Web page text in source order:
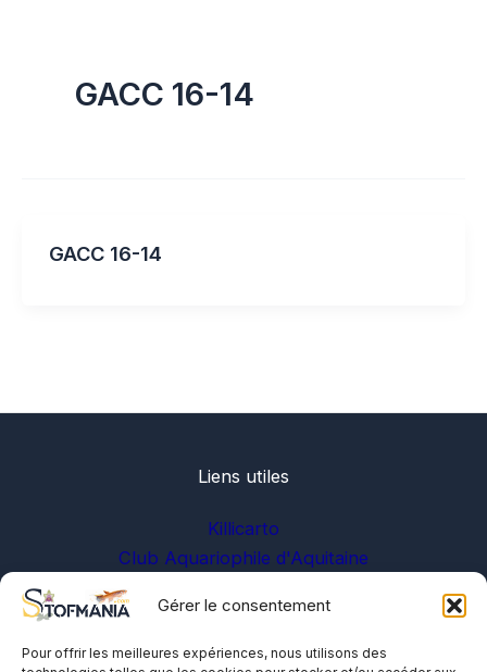
Gérer le consentement
Pour offrir les meilleures expériences, nous utilisons des
GACC 16-14
GACC 16-14
Liens utiles
Killicarto
Club Aquariophile d'Aquitaine